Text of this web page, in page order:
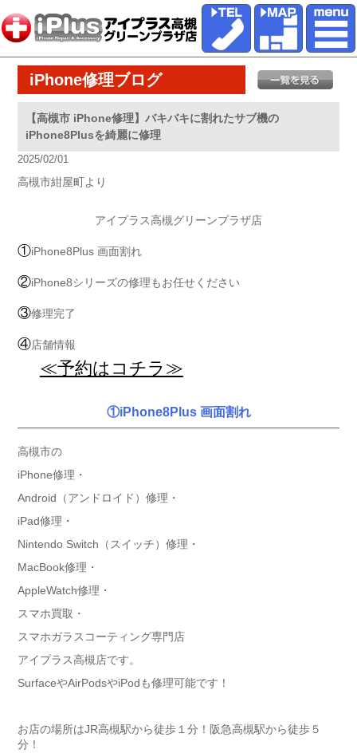
iPhone修理ブログ
【高槻市 iPhone修理】バキバキに割れたサブ機の
iPhone8Plusを綺麗に修理
2025/02/01
高槻市紺屋町より
アイプラス高槻グリーンプラザ店
①iPhone8Plus 画面割れ
②iPhone8シリーズの修理もお任せください
③修理完了
④店舗情報
≪予約はコチラ≫
①iPhone8Plus 画面割れ
高槻市の
iPhone修理・
Android（アンドロイド）修理・
iPad修理・
Nintendo Switch（スイッチ）修理・
MacBook修理・
AppleWatch修理・
スマホ買取・
スマホガラスコーティング専門店
アイプラス高槻店です。
SurfaceやAirPodsやiPodも修理可能です！
お店の場所はJR高槻駅から徒歩１分！阪急高槻駅から徒歩５
分！